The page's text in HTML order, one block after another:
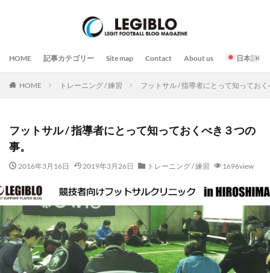
HOME 記事カテゴリー Site map Contact About us 日本語
HOME トレーニング / 練習 フットサル / 指導者にとって知ってお
フットサル / 指導者にとって知っておくべき３つの
事。
2016年3月16日 2019年3月26日 トレーニング / 練習 1696view